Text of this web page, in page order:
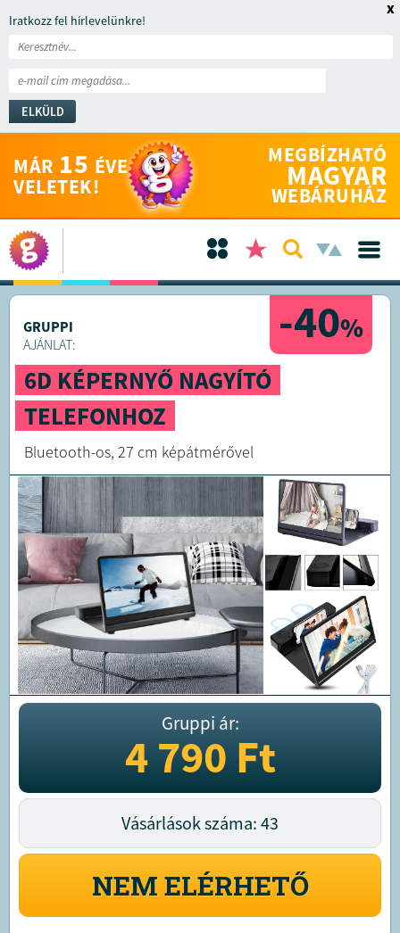
Iratkozz fel hírlevelünkre!
ELKÜLD
x
MÁR 15 ÉVE
VELETEK!
MEGBÍZHATÓ
MAGYAR
WEBÁRUHÁZ
-40%
GRUPPI
AJÁNLAT:
6D KÉPERNYŐ NAGYÍTÓ
TELEFONHOZ
Bluetooth-os, 27 cm képátmérővel
Gruppi ár:
4 790Ft
Vásárlások száma: 43
NEM ELÉRHETŐ